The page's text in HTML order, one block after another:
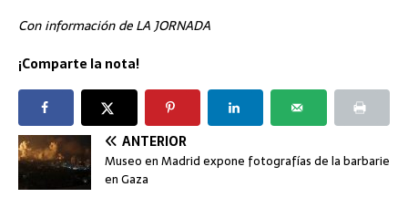
Con información de LA JORNADA
¡Comparte la nota!
ANTERIOR
Museo en Madrid expone fotografías de la barbarie
en Gaza